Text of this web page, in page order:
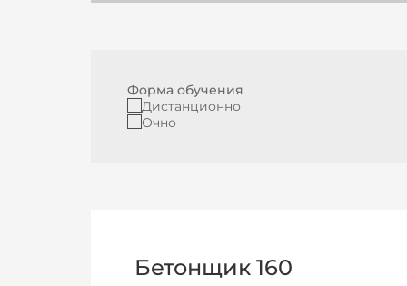
Форма обучения
Дистанционно
Очно
Бетонщик 160